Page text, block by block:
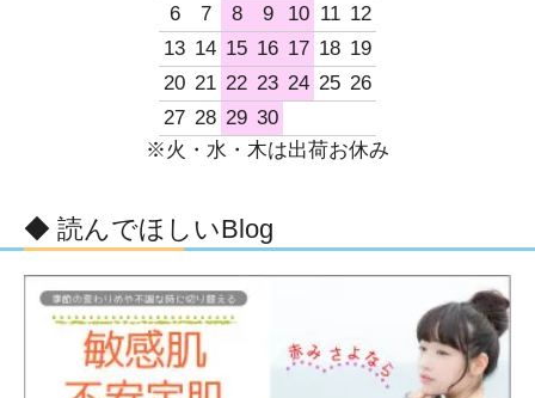
6
7 8 9 10 11 12
13 14 15 16 17 18 19
20 21 22 23 24 25 26
27 28 29 30
※火・水・木は出荷お休み
◆ 読んでほしいBlog